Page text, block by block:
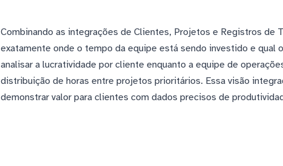
Combinando as integrações de Clientes, Projetos e Registros
exatamente onde o tempo da equipe está sendo investido e
analisar a lucratividade por cliente enquanto a equipe de
distribuição de horas entre projetos prioritários. Essa visão
demonstrar valor para clientes com dados precisos de